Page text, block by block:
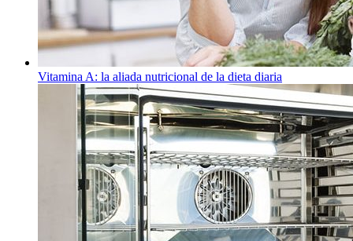
Vitamina A: la aliada nutricional de la dieta diaria